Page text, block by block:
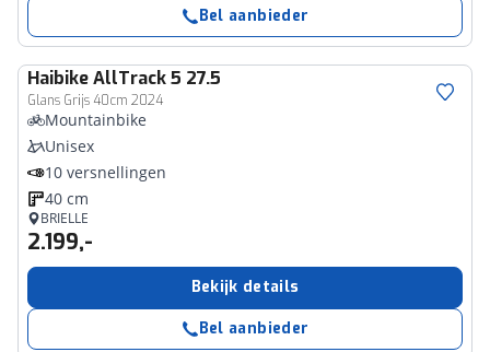
Bel aanbieder
HaibikeAllTrack 5 27.5
Glans Grijs 40cm 2024
Mountainbike
Unisex
10 versnellingen
40 cm
BRIELLE
2.199,-
Bekijk details
Bel aanbieder